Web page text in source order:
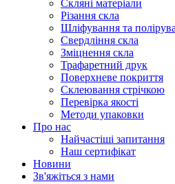
Скляні матеріали
Різання скла
Шліфування та
Свердління скла
Зміцнення скла
Трафаретний друк
Поверхневе покриття
Склеювання стрічкою
Перевірка якості
Методи упаковки
Про нас
Найчастіші запитання
Наш сертифікат
Новини
Зв'яжіться з нами